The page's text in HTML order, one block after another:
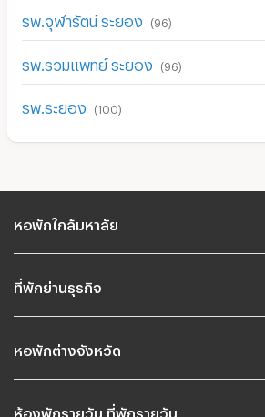
รพ.จุฬารัตน์ ระยอง (96)
รพ.รวมแพทย์ ระยอง (96)
รพ.ระยอง (100)
หอพักใกล้มหาลัย
ที่พักย่านธุรกิจ
หอพักต่างจังหวัด
ห้องพักรายวัน ที่พักรายวัน